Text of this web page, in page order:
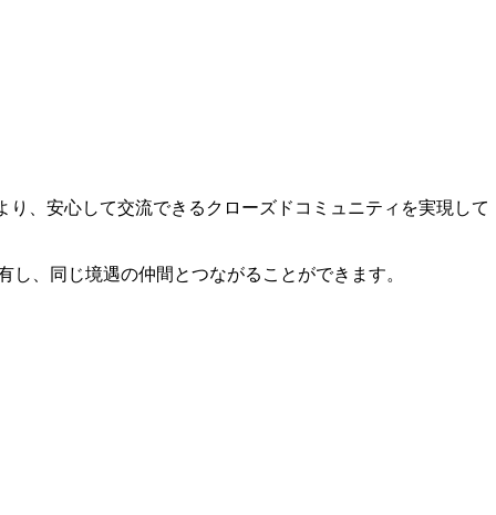
、安心して交流できるクローズドコミュニティを実現して
、同じ境遇の仲間とつながることができます。